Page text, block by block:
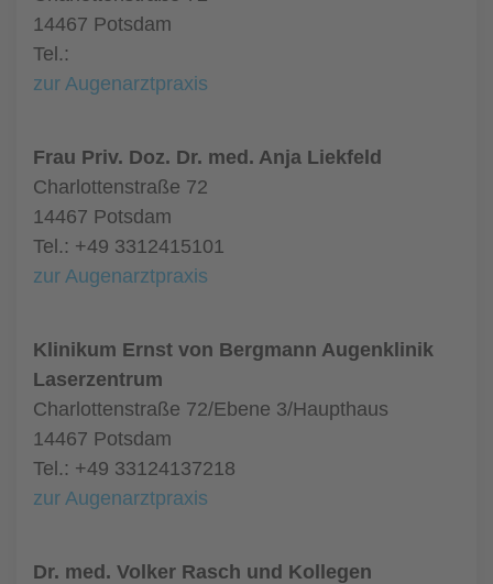
14467 Potsdam
Tel.:
zur Augenarztpraxis
Frau Priv. Doz. Dr. med. Anja Liekfeld
Charlottenstraße 72
14467 Potsdam
Tel.: +49 3312415101
zur Augenarztpraxis
Klinikum Ernst von Bergmann Augenklinik
Laserzentrum
Charlottenstraße 72/Ebene 3/Haupthaus
14467 Potsdam
Tel.: +49 33124137218
zur Augenarztpraxis
Dr. med. Volker Rasch und Kollegen